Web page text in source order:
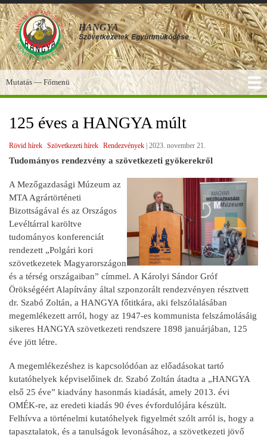
Ugrás
a
tartalomra
HANGYA
Szövetkezetek Együttműködése
Főmenü
Mutatás — Főmenü
125 éves a HANGYA múlt
Rövid hírek Szövetkezeti hírek Rendezvények 2023. november 21.
Tudományos rendezvény a szövetkezeti gyökerekről
A Mezőgazdasági Múzeum az
MTA Agrártörténeti
Bizottságával és az Országos
Levéltárral karöltve
tudományos konferenciát
rendezett „Polgári kori
szövetkezetek Magyarországon
és a térség országaiban” címmel. A Károlyi Sándor Gróf
Örökségéért Alapítvány által szponzorált rendezvényen résztvett
dr. Szabó Zoltán, a HANGYA főtitkára, aki felszólalásában
megemlékezett arról, hogy az 1947-es kommunista felszámolásáig
sikeres HANGYA szövetkezeti rendszere 1898 januárjában, 125
éve jött létre.
A megemlékezéshez is kapcsolódóan az előadásokat tartó
kutatóhelyek képviselőinek dr. Szabó Zoltán átadta a „HANGYA
első 25 éve” kiadvány hasonmás kiadását, amely 2013. évi
OMÉK-re, az eredeti kiadás 90 éves évfordulójára készült.
Felhívva a történelmi kutatóhelyek figyelmét szólt arról is, hogy a
tapasztalatok, és a tanulságok levonásához, a szövetkezeti jövő